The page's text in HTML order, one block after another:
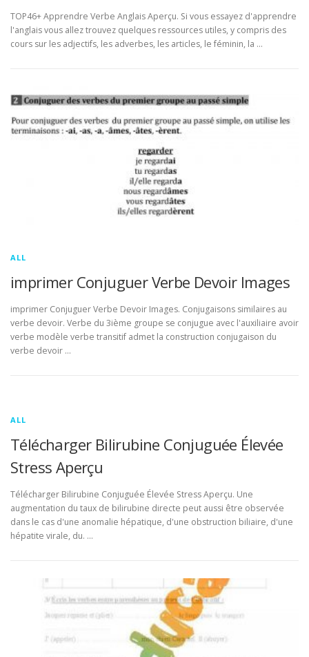
TOP46+ Apprendre Verbe Anglais Aperçu. Si vous essayez d'apprendre
l'anglais vous allez trouvez quelques ressources utiles, y compris des
cours sur les adjectifs, les adverbes, les articles, le féminin, la …
ALL
imprimer Conjuguer Verbe Devoir Images
imprimer Conjuguer Verbe Devoir Images. Conjugaisons similaires au
verbe devoir. Verbe du 3ième groupe se conjugue avec l'auxiliaire avoir
verbe modèle verbe transitif admet la construction conjugaison du
verbe devoir …
ALL
Télécharger Bilirubine Conjuguée Élevée
Stress Aperçu
Télécharger Bilirubine Conjuguée Élevée Stress Aperçu. Une
augmentation du taux de bilirubine directe peut aussi être observée
dans le cas d'une anomalie hépatique, d'une obstruction biliaire, d'une
hépatite virale, du. …